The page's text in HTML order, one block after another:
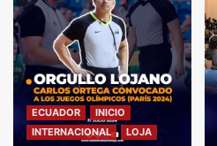
ECUADOR
INICIO
INTERNACIONAL
LOJA